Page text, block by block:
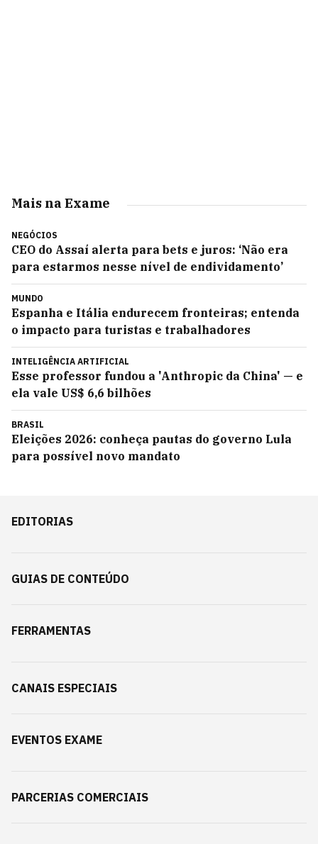
Mais na Exame
NEGÓCIOS
CEO do Assaí alerta para bets e juros: ‘Não era
para estarmos nesse nível de endividamento’
MUNDO
Espanha e Itália endurecem fronteiras; entenda
o impacto para turistas e trabalhadores
INTELIGÊNCIA ARTIFICIAL
Esse professor fundou a 'Anthropic da China' — e
ela vale US$ 6,6 bilhões
BRASIL
Eleições 2026: conheça pautas do governo Lula
para possível novo mandato
EDITORIAS
GUIAS DE CONTEÚDO
FERRAMENTAS
CANAIS ESPECIAIS
EVENTOS EXAME
PARCERIAS COMERCIAIS